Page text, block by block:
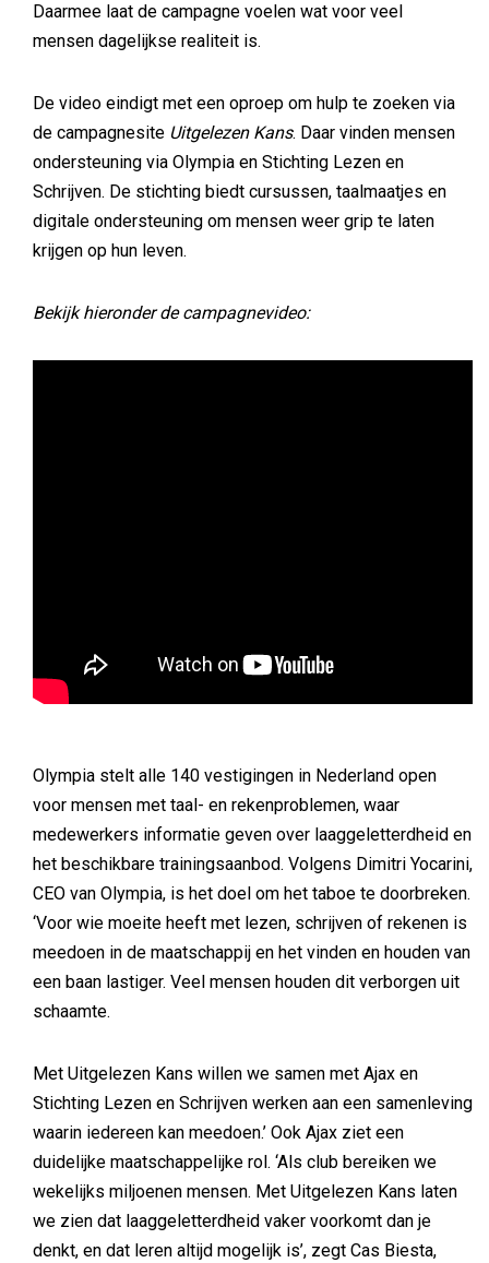
Daarmee laat de campagne voelen wat voor veel
mensen dagelijkse realiteit is.
De video eindigt met een oproep om hulp te zoeken via
de campagnesite Uitgelezen Kans. Daar vinden mensen
ondersteuning via Olympia en Stichting Lezen en
Schrijven. De stichting biedt cursussen, taalmaatjes en
digitale ondersteuning om mensen weer grip te laten
krijgen op hun leven.
Bekijk hieronder de campagnevideo:
Olympia stelt alle 140 vestigingen in Nederland open
voor mensen met taal- en rekenproblemen, waar
medewerkers informatie geven over laaggeletterdheid en
het beschikbare trainingsaanbod. Volgens Dimitri Yocarini,
CEO van Olympia, is het doel om het taboe te doorbreken.
‘Voor wie moeite heeft met lezen, schrijven of rekenen is
meedoen in de maatschappij en het vinden en houden van
een baan lastiger. Veel mensen houden dit verborgen uit
schaamte.
Met Uitgelezen Kans willen we samen met Ajax en
Stichting Lezen en Schrijven werken aan een samenleving
waarin iedereen kan meedoen.’ Ook Ajax ziet een
duidelijke maatschappelijke rol. ‘Als club bereiken we
wekelijks miljoenen mensen. Met Uitgelezen Kans laten
we zien dat laaggeletterdheid vaker voorkomt dan je
denkt, en dat leren altijd mogelijk is’, zegt Cas Biesta,